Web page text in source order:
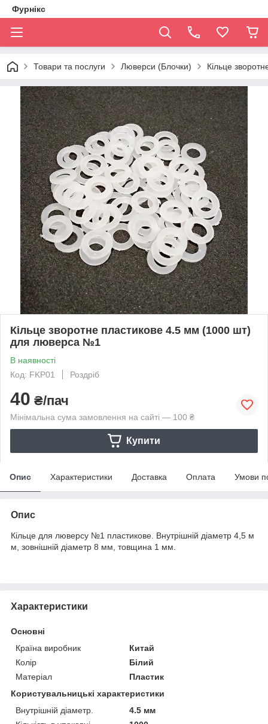
Фурнікс
Товари та послуги Люверси (Блочки) Кільце
Кільце зворотне пластикове 4.5 мм (1000 шт)
для люверса №1
В наявності
Код: FKP01
Роздріб
40 ₴/пач
Мінімальна сума замовлення на сайті — 100 ₴
Купити
Опис Характеристики Доставка Оплата Умови
Опис
Кільце для люверсу №1 пластикове. Внутрішній діаметр 4,5 м
м, зовнішній діаметр 8 мм, товщина 1 мм.
Характеристики
Основні
Країна виробник
Китай
Колір
Білий
Матеріал
Пластик
Користувальницькі характеристики
Внутрішній діаметр.
4.5 мм